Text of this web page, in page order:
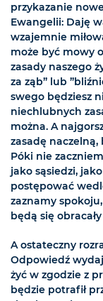
przykazanie
Ewangelii: Daję
wzajemnie
może być mowy
zasady naszego
za ząb” lub
swego będziesz
niechlubnych
można. A
zasadę
Póki nie
jako sąsiedzi,
postępować
zaznamy
będą się
A ostateczny
Odpowiedź
żyć w zgodzie z
będzie potrafił